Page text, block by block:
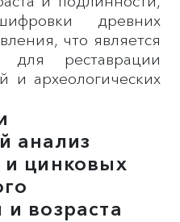
древних
что является
для реставрации
и археологических
анализ
и цинковых
возраста